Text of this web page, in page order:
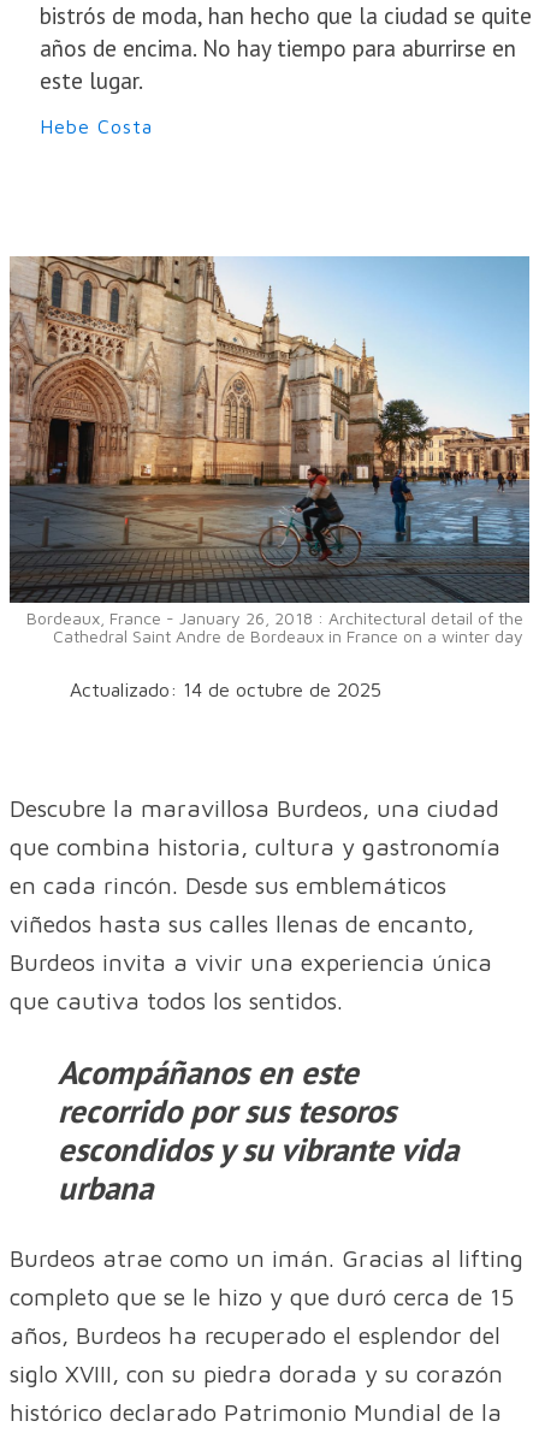
bistrós de moda, han hecho que la ciudad se quite
años de encima. No hay tiempo para aburrirse en
este lugar.
Hebe Costa
Bordeaux, France - January 26, 2018 : Architectural detail of the
Cathedral Saint Andre de Bordeaux in France on a winter day
Actualizado: 14 de octubre de 2025
Descubre la maravillosa Burdeos, una ciudad
que combina historia, cultura y gastronomía
en cada rincón. Desde sus emblemáticos
viñedos hasta sus calles llenas de encanto,
Burdeos invita a vivir una experiencia única
que cautiva todos los sentidos.
Acompáñanos en este
recorrido por sus tesoros
escondidos y su vibrante vida
urbana
Burdeos atrae como un imán. Gracias al lifting
completo que se le hizo y que duró cerca de 15
años, Burdeos ha recuperado el esplendor del
siglo XVIII, con su piedra dorada y su corazón
histórico declarado Patrimonio Mundial de la